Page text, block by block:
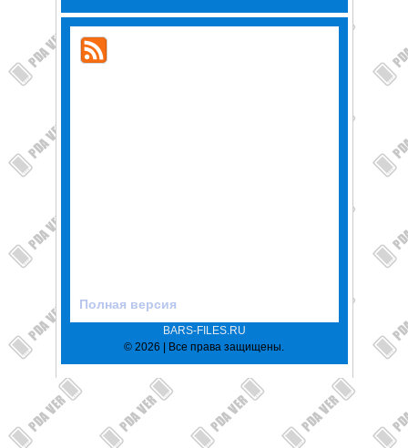
Полная версия
BARS-FILES.RU
© 2026 | Все права защищены.